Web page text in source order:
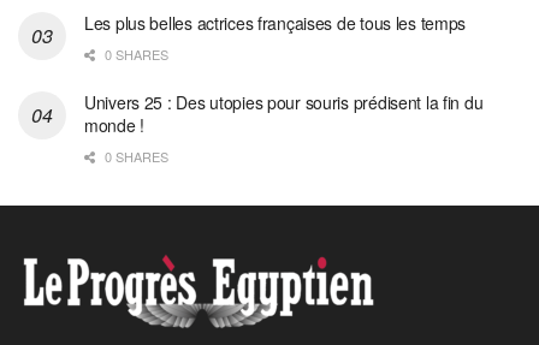
Les plus belles actrices françaises de tous les temps
0 SHARES
Univers 25 : Des utopies pour souris prédisent la fin du
monde !
0 SHARES